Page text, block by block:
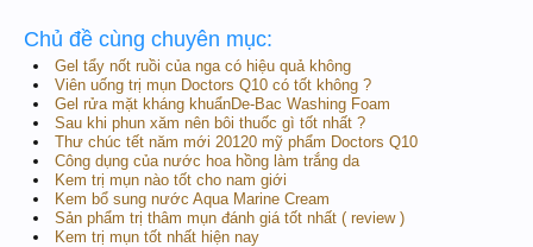
Chủ đề cùng chuyên mục:
Gel tẩy nốt ruồi của nga có hiệu quả không
Viên uống trị mụn Doctors Q10 có tốt không ?
Gel rửa mặt kháng khuẩnDe-Bac Washing Foam
Sau khi phun xăm nên bôi thuốc gì tốt nhất ?
Thư chúc tết năm mới 20120 mỹ phẩm Doctors Q10
Công dụng của nước hoa hồng làm trắng da
Kem trị mụn nào tốt cho nam giới
Kem bổ sung nước Aqua Marine Cream
Sản phẩm trị thâm mụn đánh giá tốt nhất ( review )
Kem trị mụn tốt nhất hiện nay